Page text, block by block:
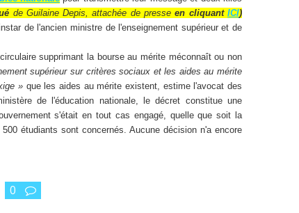
de Guilaine Depis, attachée de presse en cliquantICI)
de l'ancien ministre de l'enseignement supérieur et de
supprimant la bourse au mérite méconnaît ou non
supérieur sur critères sociaux et les aides au mérite
»que les aides au mérite existent, estime l'avocat des
de l'éducation nationale, le décret constitue une
s'était en tout cas engagé, quelle que soit la
étudiants sont concernés. Aucune décision n'a encore
0